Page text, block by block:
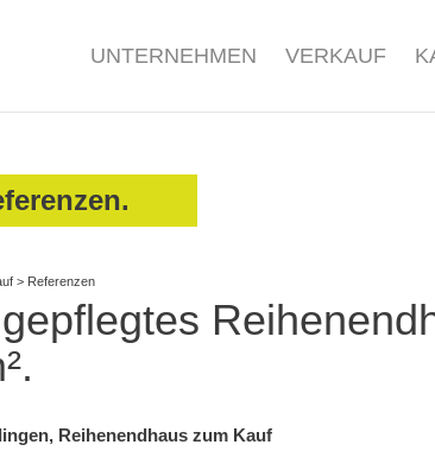
UNTERNEHMEN VERKAUF
> Referenzen
Reihenendhaus zum Kauf